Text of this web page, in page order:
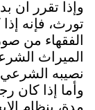
وإذا تقرر ان
تورث، فإنه
الفقهاء من
الميراث
نصيبه الشرعي
وأما إذا كان
مدةٍ، بنظام